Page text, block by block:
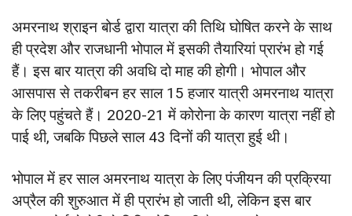
अमरनाथ श्राइन बोर्ड द्वारा यात्रा की तिथि घोषित करने के साथ
ही प्रदेश और राजधानी भोपाल में इसकी तैयारियां प्रारंभ हो गई
हैं। इस बार यात्रा की अवधि दो माह की होगी। भोपाल और
आसपास से तकरीबन हर साल 15 हजार यात्री अमरनाथ यात्रा
के लिए पहुंचते हैं। 2020-21 में कोरोना के कारण यात्रा नहीं हो
पाई थी, जबकि पिछले साल 43 दिनों की यात्रा हुई थी।
भोपाल में हर साल अमरनाथ यात्रा के लिए पंजीयन की प्रक्रिया
अप्रैल की शुरुआत में ही प्रारंभ हो जाती थी, लेकिन इस बार